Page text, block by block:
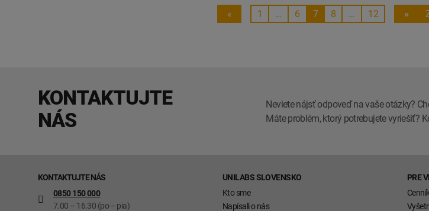
« 1 … 6 7 8 … 12 »
KONTAKTUJTE
NÁS
Neviete nájsť odpoveď na vaše otázky?
Máte problém, ktorý potrebujete vyriešiť?
KONTAKTUJTE NÁS
0850 150 000
7.00 – 16.30 (po – pia)
UNILABS SLOVENSKO
Kto sme
Napísali o nás
PRE